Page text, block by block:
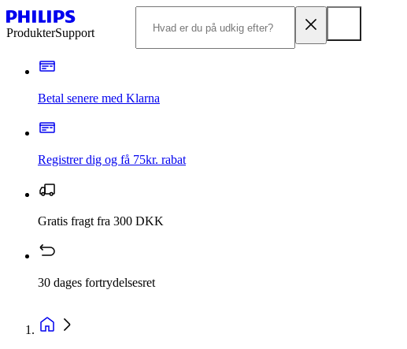
ProdukterSupport
Betal senere med Klarna
Registrer dig og få 75kr. rabat
Gratis fragt fra 300 DKK
30 dages fortrydelsesret